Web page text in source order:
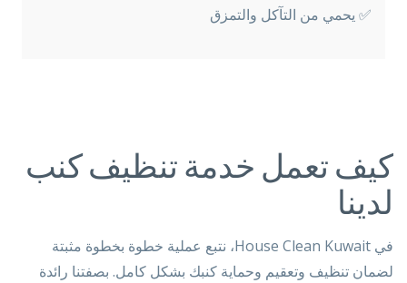
✅ يحمي من التآكل والتمزق
كيف تعمل خدمة تنظيف كنب
لدينا
في House Clean Kuwait، نتبع عملية خطوة بخطوة مثبتة
لضمان تنظيف وتعقيم وحماية كنبك بشكل كامل. بصفتنا رائدة